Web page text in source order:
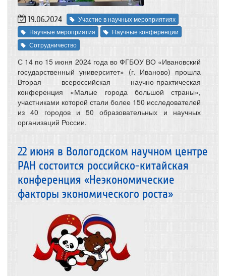
19.06.2024
Участие в научных мероприятиях
Научные мероприятия
Научные конференции
Сотрудничество
С 14 по 15 июня 2024 года во ФГБОУ ВО «Ивановский
государственный университет» (г. Иваново) прошла
Вторая всероссийская научно-практическая
конференция «Малые города большой страны»,
участниками которой стали более 150 исследователей
из 40 городов и 50 образовательных и научных
организаций России.
22 июня в Вологодском научном центре
РАН состоится российско-китайская
конференция «Неэкономические
факторы экономического роста»